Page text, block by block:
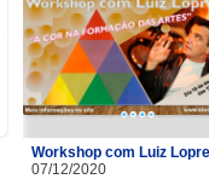
Workshop com Luiz
07/12/2020